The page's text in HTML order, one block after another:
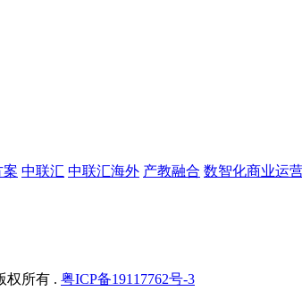
案 中联汇 中联汇海外 产教融合 数智化商业运
权所有 . 粤ICP备19117762号-3